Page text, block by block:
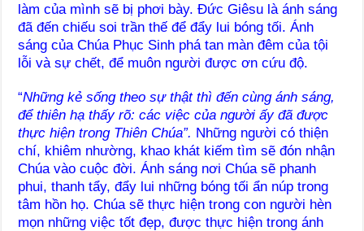
làm của mình sẽ bị phơi bày. Đức Giêsu là ánh sáng
đã đến chiếu soi trần thế để đẩy lui bóng tối. Ánh
sáng của Chúa Phục Sinh phá tan màn đêm của tội
lỗi và sự chết, để muôn người được ơn cứu độ.
“Những kẻ sống theo sự thật thì đến cùng ánh sáng,
để thiên hạ thấy rõ: các việc của người ấy đã được
thực hiện trong Thiên Chúa”. Những người có thiện
chí, khiêm nhường, khao khát kiếm tìm sẽ đón nhận
Chúa vào cuộc đời. Ánh sáng nơi Chúa sẽ phanh
phui, thanh tẩy, đẩy lui những bóng tối ẩn núp trong
tâm hồn họ. Chúa sẽ thực hiện trong con người hèn
mọn những việc tốt đẹp, được thực hiện trong ánh